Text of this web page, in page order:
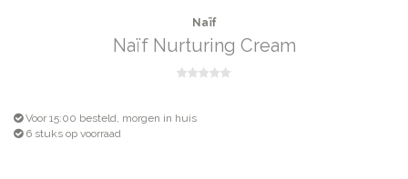
Naïf
Naïf Nurturing Cream
Voor 15:00 besteld, morgen in huis
6 stuks op voorraad